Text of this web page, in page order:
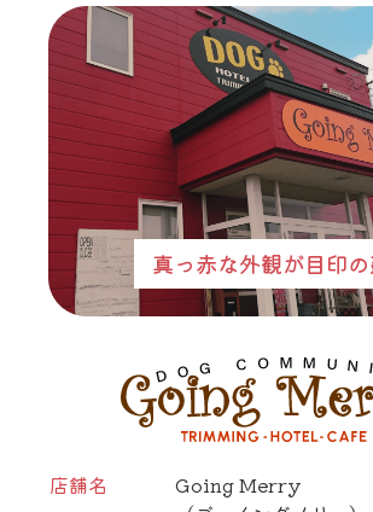
真っ赤な外観が目印
店舗名
Going Merry